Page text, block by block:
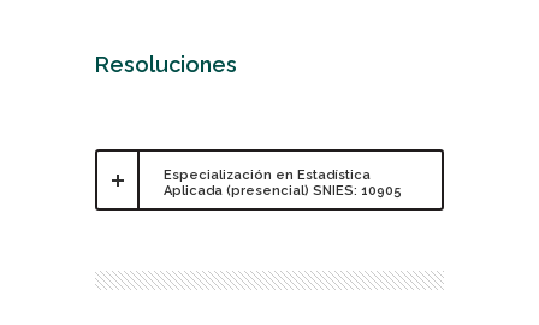
Resoluciones
Especialización en Estadística
Aplicada (presencial) SNIES: 10905